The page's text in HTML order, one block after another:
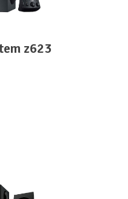
z623